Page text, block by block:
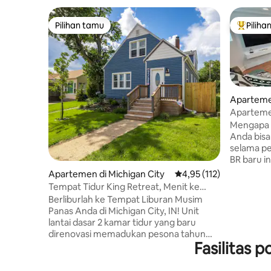
Pilihan tamu
Pilihan tamu
Apartemen di Michigan City Nilai rata-rata 4,95 dari
4,95 (112)
Tempat Tidur King Retreat, Menit ke
Pantai & Dunes
Berliburlah ke Tempat Liburan Musim
Panas Anda di Michigan City, IN! Unit
lantai dasar 2 kamar tidur yang baru
direnovasi memadukan pesona tahun
1940-an dengan kenyamanan modern
(TV 70", perapian listrik). Sangat cocok
Pilihan
Mandi Spa
Anda
selama
BR baru
dengan
tidur
Fasilitas